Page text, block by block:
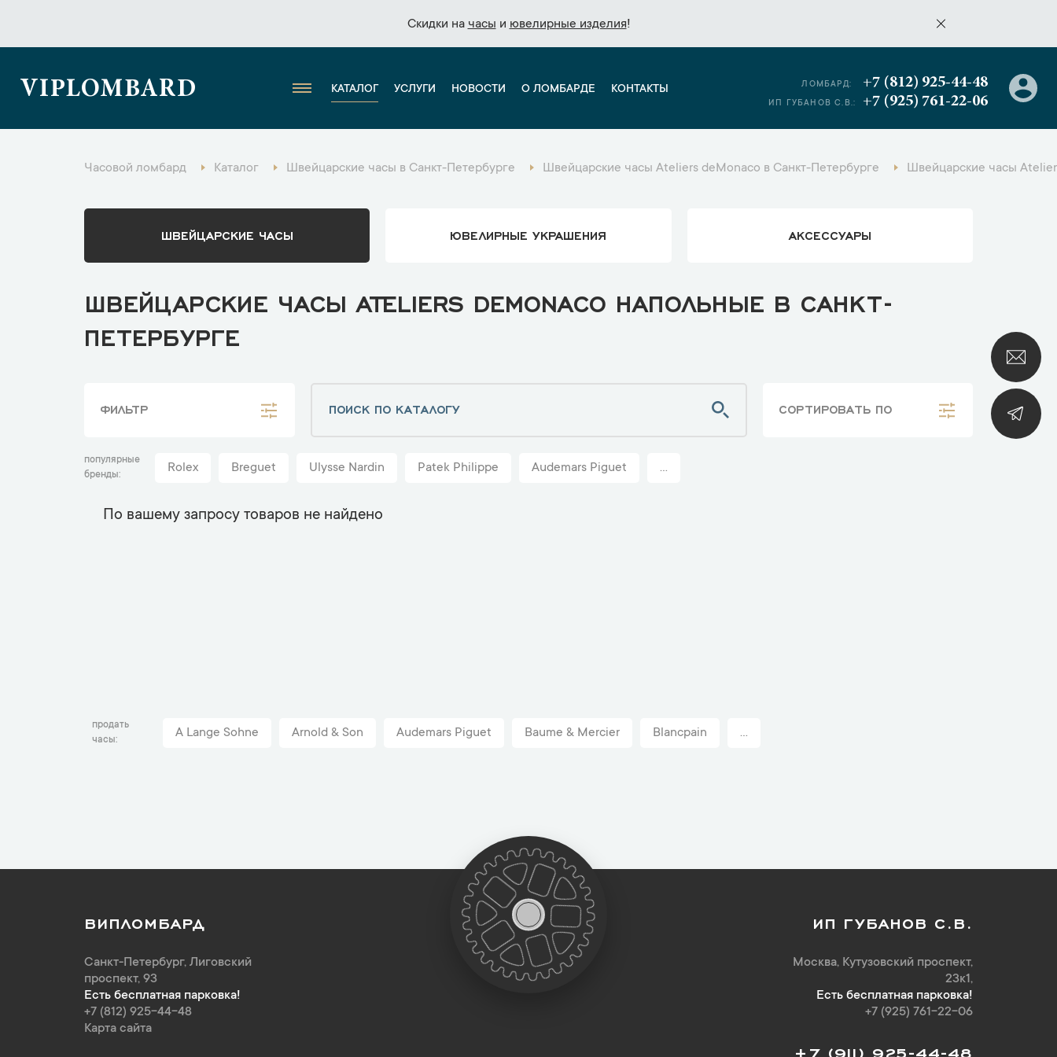
Скидки на часы и ювелирные изделия!
Скидки на часы и ювелирные изделия!
VIPLOMBARD КАТАЛОГ УСЛУГИ НОВОСТИ О ЛОМБАРДЕ КОНТАКТЫ ЛОМБАРД: +7 (812) 925-44-48
ИП ГУБАНОВ С.В.: +7 (925) 761-22-06
Часовой ломбард Каталог Швейцарские часы в Санкт-Петербурге Швейцарские часы Ateliers deMonaco в Санкт-Петербурге Швейцарские часы
ШВЕЙЦАРСКИЕ ЧАСЫ ЮВЕЛИРНЫЕ УКРАШЕНИЯ АКСЕССУАРЫ
ШВЕЙЦАРСКИЕ ЧАСЫ ATELIERS DEMONACO НАПОЛЬНЫЕ В САНКТ-
ПЕТЕРБУРГЕ
ФИЛЬТР СОРТИРОВАТЬ ПО
популярные
бренды
Rolex Breguet Ulysse Nardin Patek Philippe Audemars Piguet ...
По вашему запросу товаров не найдено
продать
часы
A Lange Sohne Arnold & Son Audemars Piguet Baume & Mercier Blancpain ...
ВИПЛОМБАРД
Санкт-Петербург, Лиговский
проспект, 93
Есть бесплатная парковка!
+7 (812) 925-44-48
Карта сайта
ИП ГУБАНОВ С.В.
Москва, Кутузовский проспект,
23к1,
Есть бесплатная парковка!
+7 (925) 761-22-06
+7 (911) 925-44-48